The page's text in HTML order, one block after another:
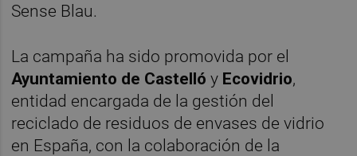
Sense Blau.
La campaña ha sido promovida por el
Ayuntamiento de Castelló y Ecovidrio,
entidad encargada de la gestión del
reciclado de residuos de envases de vidrio
en España, con la colaboración de la